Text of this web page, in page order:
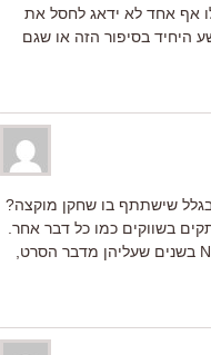
אף אחד לא ידאג לחסל את
היחיד בסיפור הזה או שגם
שישתתף בו שחקן מוקצה?
בשווקים כמו כל דבר אחר.
קוואליר וקליי ראוי להיות סרט. אני חושב שדווקא וודי אלן, יהודי שחי בNY בשנים שעליהן מדבר הסרט,